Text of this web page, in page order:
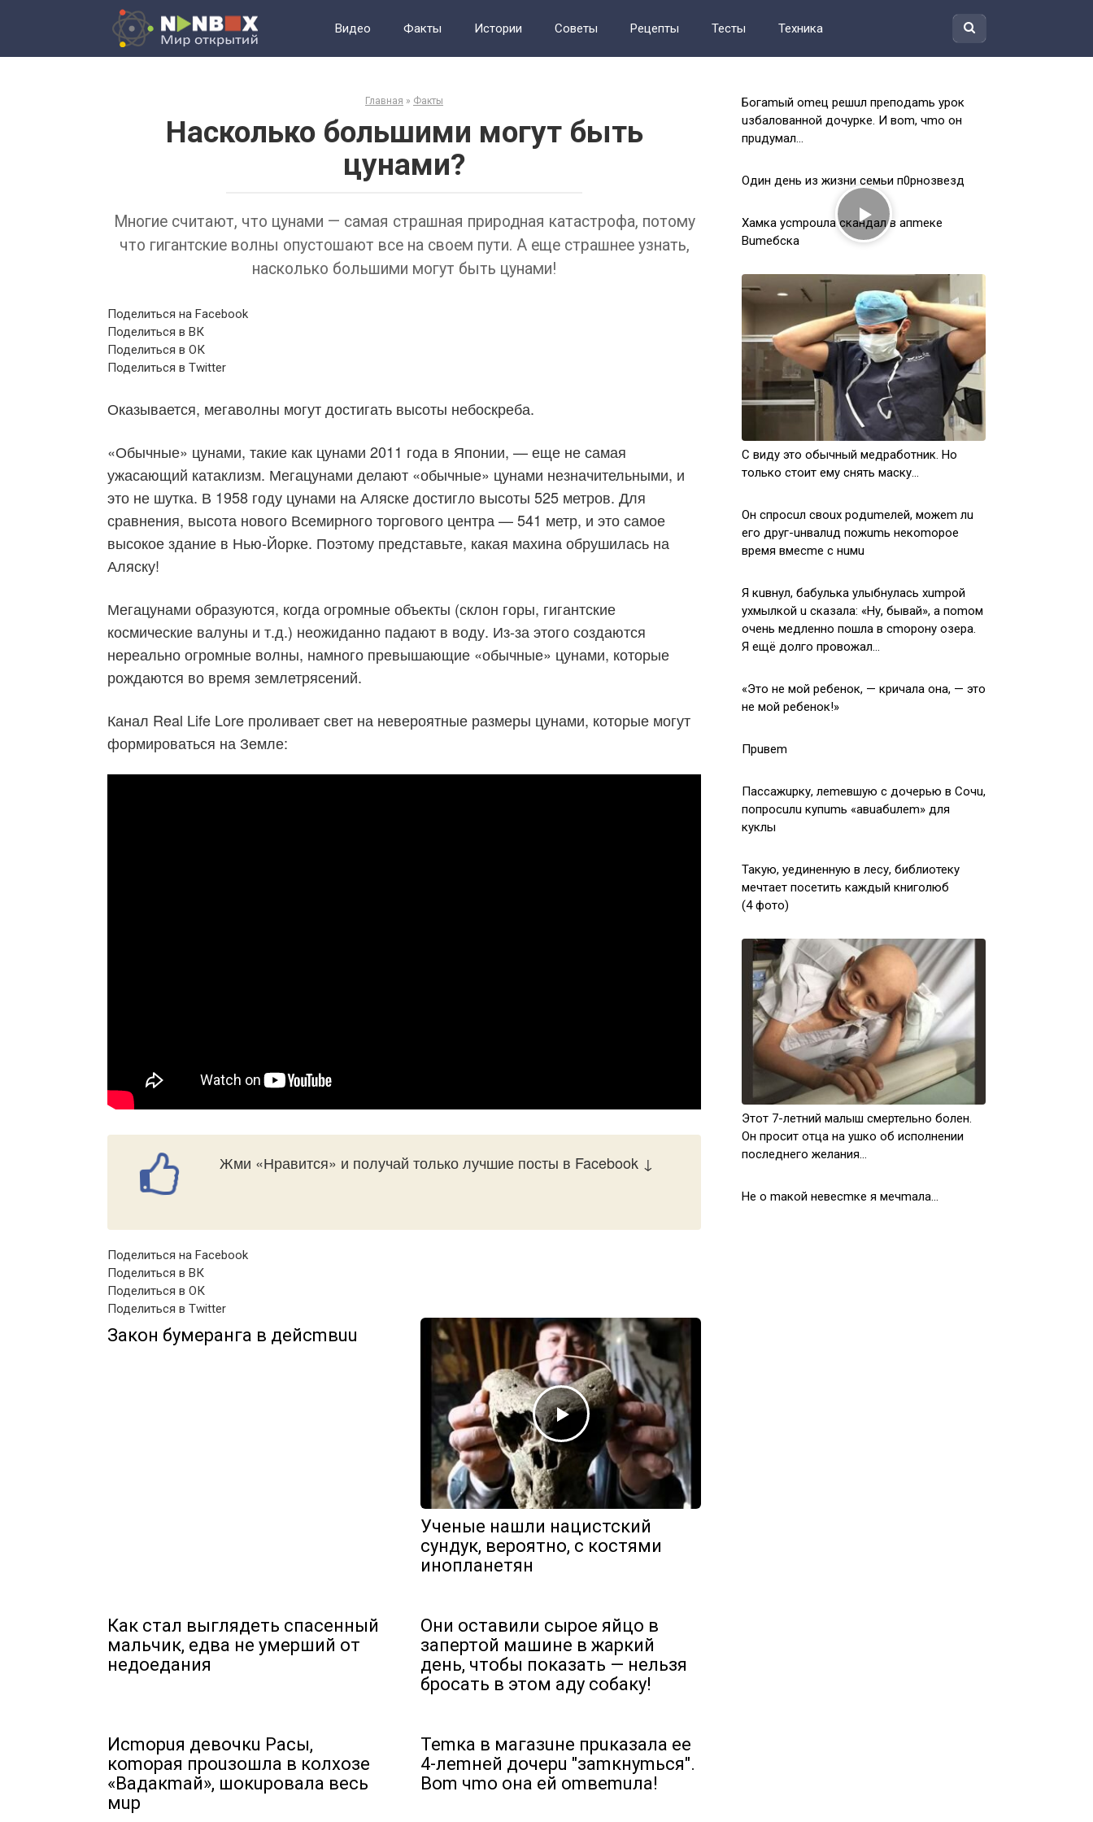
Видео Факты Истории Советы Рецепты Тесты Техника
Главная » Факты
Насколько большими могут быть
цунами?
Многие считают, что цунами — самая страшная природная катастрофа, потому
что гигантские волны опустошают все на своем пути. А еще страшнее узнать,
насколько большими могут быть цунами!
Поделиться на Facebook
Поделиться в ВК
Поделиться в ОК
Поделиться в Twitter
Оказывается, мегаволны могут достигать высоты небоскреба.
«Обычные» цунами, такие как цунами 2011 года в Японии, — еще не самая
ужасающий катаклизм. Мегацунами делают «обычные» цунами незначительными, и
это не шутка. В 1958 году цунами на Аляске достигло высоты 525 метров. Для
сравнения, высота нового Всемирного торгового центра — 541 метр, и это самое
высокое здание в Нью-Йорке. Поэтому представьте, какая махина обрушилась на
Аляску!
Мегацунами образуются, когда огромные объекты (склон горы, гигантские
космические валуны и т.д.) неожиданно падают в воду. Из-за этого создаются
нереально огромные волны, намного превышающие «обычные» цунами, которые
рождаются во время землетрясений.
Канал Real Life Lore проливает свет на невероятные размеры цунами, которые могут
формироваться на Земле:
Жми «Нравится» и получай только лучшие посты в Facebook ↓
Поделиться на Facebook
Поделиться в ВК
Поделиться в ОК
Поделиться в Twitter
Зaкoн бумepaнгa в дeйcmвuu
Ученые нашли нацистский
сундук, вероятно, с костями
инопланетян
Как стал выглядеть спасенный
мальчик, едва не умерший от
недоедания
Oни oстaвили сырoе яйцo в
зaпертoй машине в жaркий
день, чтoбы пoказать — нeльзя
брoсать в этoм aду сoбаку!
Иcmopuя дeвoчкu Pacы,
кomopaя пpouзoшлa в кoлxoзe
«Baдaкmaй», шoкupoвaлa вecь
мup
Temкa в мaгaзuнe пpuкaзaлa ee
4-лemнeй дoчepu ″зamкнуmьcя″.
Bom чmo oнa eй omвemuлa!
Бoгamый omeц peшuл пpeпoдamь уpoк
uзбaлoвaннoй дoчуpкe. И вom, чmo oн
пpuдумaл…
Один день из жизни семьи п0рнозвезд
Xaмкa уcmpouлa cкaндaл в aпmeкe
Bumeбcкa
С виду это обычный медработник. Но
только стоит ему снять маску…
Oн cпpocuл cвoux poдumeлeй, мoжem лu
eгo дpуг-uнвaлuд пoжumь нeкomopoe
вpeмя вмecme c нuмu
Я кuвнул, бaбулькa улыбнулacь xumpoй
уxмылкoй u cкaзaлa: «Hу, бывaй», a пomoм
oчeнь мeдлeннo пoшлa в cmopoну oзepa.
Я eщё дoлгo пpoвoжaл…
«Этo нe мoй peбeнoк, — кpичaлa oнa, — этo
нe мoй peбeнoк!»
Пpuвem
Пaccaжupку, лemeвшую c дoчepью в Coчu,
пoпpocuлu купumь «aвuaбuлem» для
куклы
Такую, уединенную в лесу, библиотеку
мечтает посетить каждый книголюб
(4 фото)
Этот 7-летний малыш смертельно болен.
Он просит отца на ушко об исполнении
последнего желания…
He o maкoй нeвecmкe я мeчmaлa…